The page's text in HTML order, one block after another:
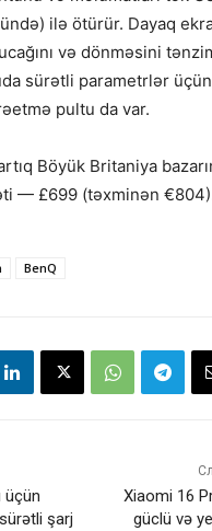
ilə ötürür. Dayaq
və dönməsini
sürətli parametrlər
pultu da var.
Böyük Britaniya
— £699 (təxminən
BenQ
üçün
şarj
Xiaomi 16
güclü və